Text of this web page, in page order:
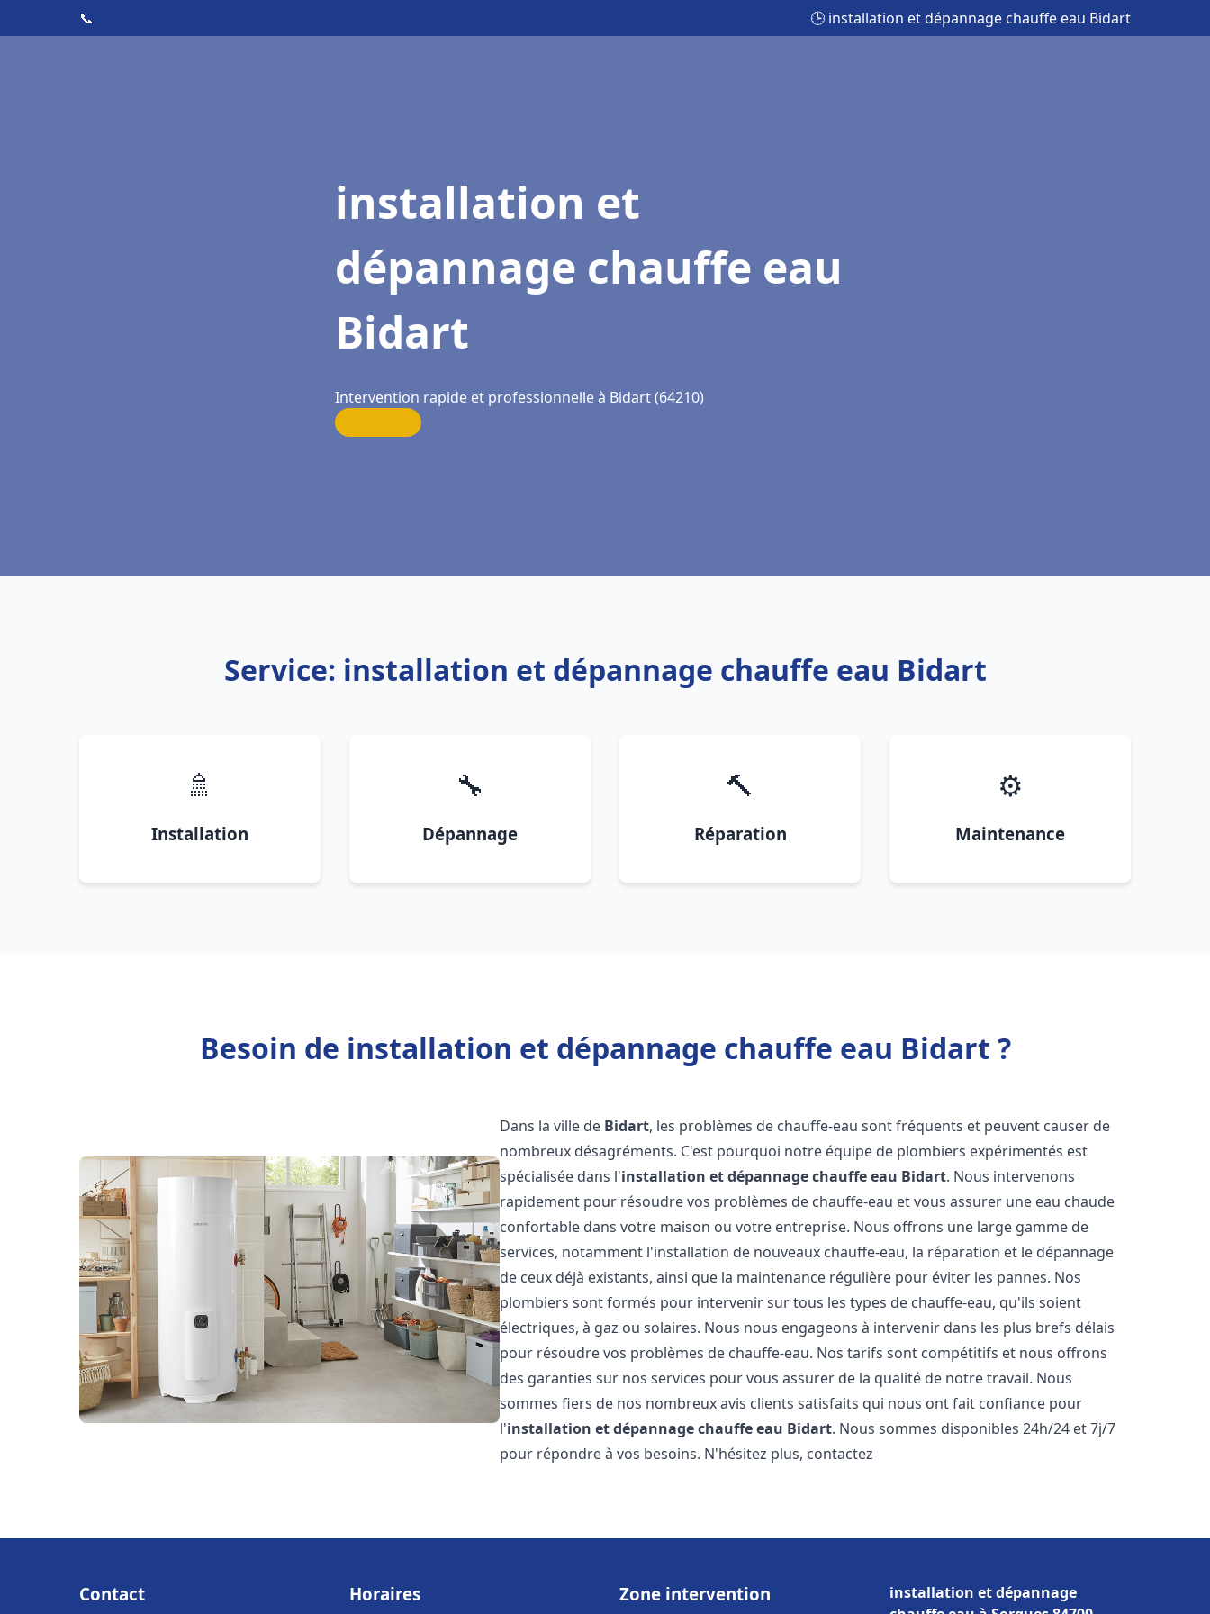
📞 🕒 installation et dépannage chauffe eau Bidart
installation et
dépannage chauffe eau
Bidart
Intervention rapide et professionnelle à Bidart (64210)
Service: installation et dépannage chauffe eau Bidart
🚿
Installation
🔧
Dépannage
🔨
Réparation
⚙️
Maintenance
Besoin de installation et dépannage chauffe eau Bidart ?
Dans la ville de Bidart, les problèmes de chauffe-eau sont fréquents et peuvent causer de
nombreux désagréments. C'est pourquoi notre équipe de plombiers expérimentés est
spécialisée dans l'installation et dépannage chauffe eau Bidart. Nous intervenons
rapidement pour résoudre vos problèmes de chauffe-eau et vous assurer une eau chaude
confortable dans votre maison ou votre entreprise. Nous offrons une large gamme de
services, notamment l'installation de nouveaux chauffe-eau, la réparation et le dépannage
de ceux déjà existants, ainsi que la maintenance régulière pour éviter les pannes. Nos
plombiers sont formés pour intervenir sur tous les types de chauffe-eau, qu'ils soient
électriques, à gaz ou solaires. Nous nous engageons à intervenir dans les plus brefs délais
pour résoudre vos problèmes de chauffe-eau. Nos tarifs sont compétitifs et nous offrons
des garanties sur nos services pour vous assurer de la qualité de notre travail. Nous
sommes fiers de nos nombreux avis clients satisfaits qui nous ont fait confiance pour
l'installation et dépannage chauffe eau Bidart. Nous sommes disponibles 24h/24 et 7j/7
pour répondre à vos besoins. N'hésitez plus, contactez
Contact Horaires Zone intervention
installation et dépannage